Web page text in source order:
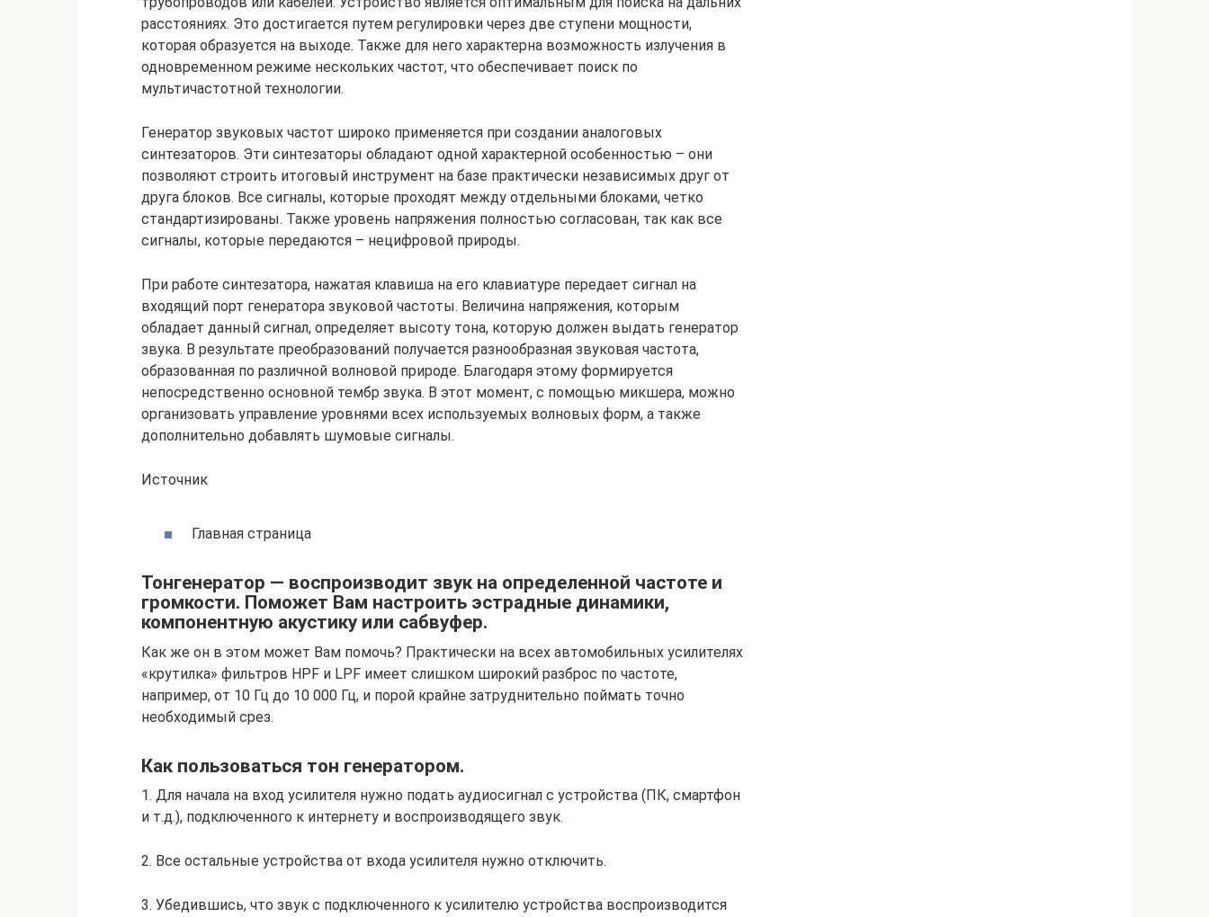
расстояниях. Это достигается путем регулировки через две ступени мощности,
которая образуется на выходе. Также для него характерна возможность излучения в
одновременном режиме нескольких частот, что обеспечивает поиск по
мультичастотной технологии.
Генератор звуковых частот широко применяется при создании аналоговых
синтезаторов. Эти синтезаторы обладают одной характерной особенностью – они
позволяют строить итоговый инструмент на базе практически независимых друг от
друга блоков. Все сигналы, которые проходят между отдельными блоками, четко
стандартизированы. Также уровень напряжения полностью согласован, так как все
сигналы, которые передаются – нецифровой природы.
При работе синтезатора, нажатая клавиша на его клавиатуре передает сигнал на
входящий порт генератора звуковой частоты. Величина напряжения, которым
обладает данный сигнал, определяет высоту тона, которую должен выдать генератор
звука. В результате преобразований получается разнообразная звуковая частота,
образованная по различной волновой природе. Благодаря этому формируется
непосредственно основной тембр звука. В этот момент, с помощью микшера, можно
организовать управление уровнями всех используемых волновых форм, а также
дополнительно добавлять шумовые сигналы.
Источник
Главная страница
Тонгенератор — воспроизводит звук на определенной частоте и
громкости. Поможет Вам настроить эстрадные динамики,
компонентную акустику или сабвуфер.
Как же он в этом может Вам помочь? Практически на всех автомобильных усилителях
«крутилка» фильтров HPF и LPF имеет слишком широкий разброс по частоте,
например, от 10 Гц до 10 000 Гц, и порой крайне затруднительно поймать точно
необходимый срез.
Как пользоваться тон генератором.
1. Для начала на вход усилителя нужно подать аудиосигнал с устройства (ПК, смартфон
и т.д.), подключенного к интернету и воспроизводящего звук.
2. Все остальные устройства от входа усилителя нужно отключить.
3. Убедившись, что звук с подключенного к усилителю устройства воспроизводится